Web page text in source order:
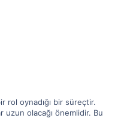
rol oynadığı bir süreçtir.
uzun olacağı önemlidir. Bu